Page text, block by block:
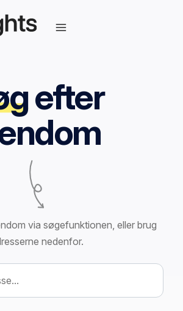
efter
via søgefunktionen, eller brug
nedenfor.